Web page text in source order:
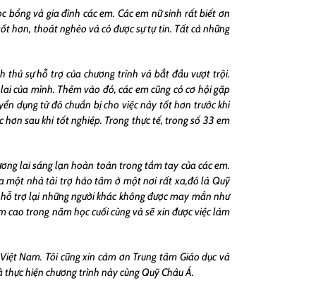
bổng và gia đình các em. Các em nữ sinh rất biết ơn
hơn, thoát nghèo và có được sự tự tin. Tất cả những
thủ sự hỗ trợ của chương trình và bắt đầu vượt trội.
của mình. Thêm vào đó, các em cũng có cơ hội gặp
dụng từ đó chuẩn bị cho việc này tốt hơn trước khi
sau khi tốt nghiệp. Trong thực tế, trong số 33 em
lai sáng lạn hoàn toàn trong tầm tay của các em.
một nhà tài trợ hảo tâm ở một nơi rất xa,đó là Quỹ
trợ lại những người khác không được may mắn như
cao trong năm học cuối cùng và sẽ xin được việc làm
Nam. Tôi cũng xin cảm ơn Trung tâm Giáo dục và
hiện chương trình này cùng Quỹ Châu Á.